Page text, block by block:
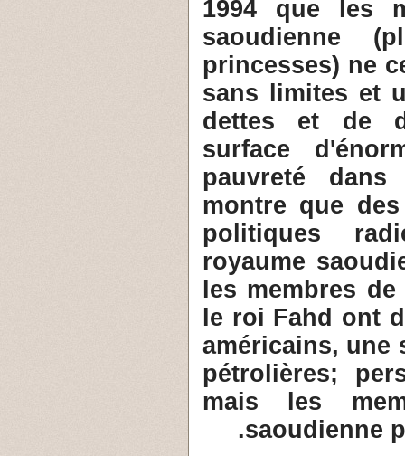
1994 que les
saoudienne
princesses) ne
sans limites et
dettes et de
surface
pauvreté dans
montre que
politiques
royaume
les membres
le roi Fahd ont
américains, une
pétrolières;
mais les
saoudienne